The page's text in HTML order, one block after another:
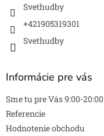
Svethudby
+421905319301
Svethudby
Informácie pre vás
Sme tu pre Vás 9:00-20:00
Referencie
Hodnotenie obchodu